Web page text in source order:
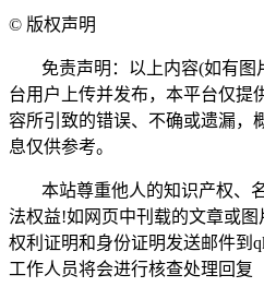
© 版权声明
免责声明：以上内容(如有
台用户上传并发布，本平台仅提
容所引致的错误、不确或遗漏，
息仅供参考。
本站尊重他人的知识产权、
法权益!如网页中刊载的文章或
权利证明和身份证明发送邮件到
工作人员将会进行核查处理回复